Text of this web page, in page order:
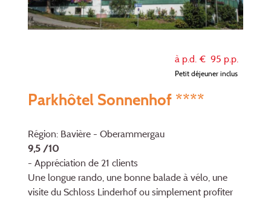
à p.d. € 95 p.p.
Petit déjeuner inclus
Parkhôtel Sonnenhof ****
Région: Bavière - Oberammergau
9,5 /10
- Appréciation de 21 clients
Une longue rando, une bonne balade à vélo, une
visite du Schloss Linderhof ou simplement profiter